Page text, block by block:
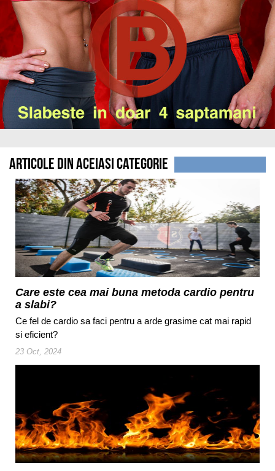
Articole din aceiasi categorie
Care este cea mai buna metoda cardio pentru
a slabi?
Ce fel de cardio sa faci pentru a arde grasime cat mai rapid
si eficient?
23 Oct, 2024